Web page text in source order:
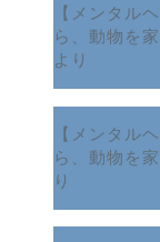
【メンタル
ら、動物を
より
【メンタル
ら、動物を
り